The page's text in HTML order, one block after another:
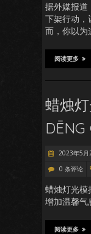
据外媒报道
下架行动，
而，你以
阅读更多
蜡烛
2023年5月
0 条评论
蜡烛灯光
增加温馨
阅读更多